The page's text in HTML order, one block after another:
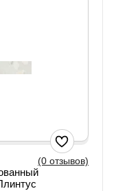
(0 отзывов)